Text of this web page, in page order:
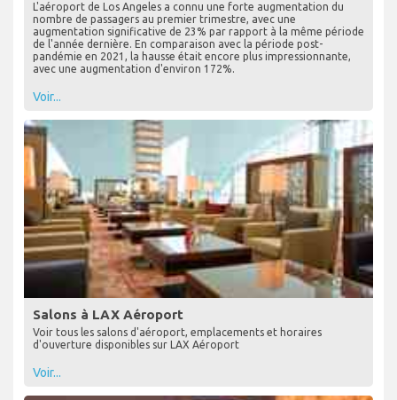
L'aéroport de Los Angeles a connu une forte augmentation du
nombre de passagers au premier trimestre, avec une
augmentation significative de 23% par rapport à la même période
de l'année dernière. En comparaison avec la période post-
pandémie en 2021, la hausse était encore plus impressionnante,
avec une augmentation d'environ 172%.
Voir...
Salons à LAX Aéroport
Voir tous les salons d'aéroport, emplacements et horaires
d'ouverture disponibles sur LAX Aéroport
Voir...